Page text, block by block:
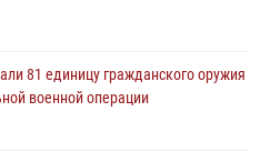
81 единицу гражданского оружия
военной операции